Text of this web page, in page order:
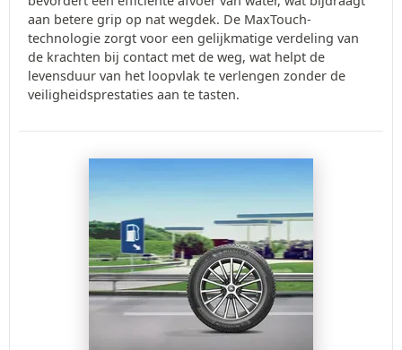
aan betere grip op nat wegdek. De MaxTouch-
technologie zorgt voor een gelijkmatige verdeling van
de krachten bij contact met de weg, wat helpt de
levensduur van het loopvlak te verlengen zonder de
veiligheidsprestaties aan te tasten.